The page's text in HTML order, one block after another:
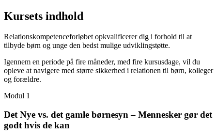
Kursets indhold
Relationskompetenceforløbet opkvalificerer dig i forhold til at
tilbyde børn og unge den bedst mulige udviklingstøtte.
Igennem en periode på fire måneder, med fire kursusdage, vil du
opleve at navigere med større sikkerhed i relationen til børn, kolleger
og forældre.
Modul 1
Det Nye vs. det gamle børnesyn – Mennesker gør det
godt hvis de kan